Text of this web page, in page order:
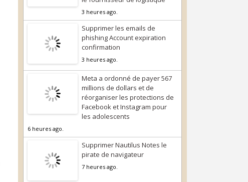
3 heures ago.
Supprimer les emails de
phishing Account expiration
confirmation
3 heures ago.
Meta a ordonné de payer 567
millions de dollars et de
réorganiser les protections de
Facebook et Instagram pour
les adolescents
6 heures ago.
Supprimer Nautilus Notes le
pirate de navigateur
7 heures ago.